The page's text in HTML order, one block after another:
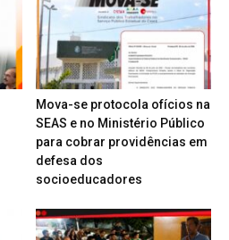
Mova-se protocola ofícios na
SEAS e no Ministério Público
para cobrar providências em
defesa dos
socioeducadores